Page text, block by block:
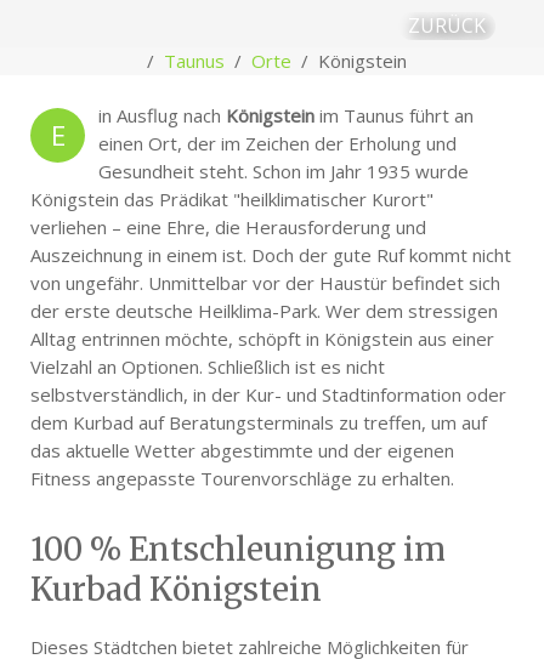
ZURÜCK
Taunus Orte Königstein
E
in Ausflug nach Königstein im Taunus führt an
einen Ort, der im Zeichen der Erholung und
Gesundheit steht. Schon im Jahr 1935 wurde
Königstein das Prädikat "heilklimatischer Kurort"
verliehen – eine Ehre, die Herausforderung und
Auszeichnung in einem ist. Doch der gute Ruf kommt nicht
von ungefähr. Unmittelbar vor der Haustür befindet sich
der erste deutsche Heilklima-Park. Wer dem stressigen
Alltag entrinnen möchte, schöpft in Königstein aus einer
Vielzahl an Optionen. Schließlich ist es nicht
selbstverständlich, in der Kur- und Stadtinformation oder
dem Kurbad auf Beratungsterminals zu treffen, um auf
das aktuelle Wetter abgestimmte und der eigenen
Fitness angepasste Tourenvorschläge zu erhalten.
100 % Entschleunigung im
Kurbad Königstein
Dieses Städtchen bietet zahlreiche Möglichkeiten für